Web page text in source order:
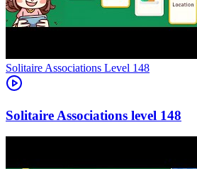
Level 148
148